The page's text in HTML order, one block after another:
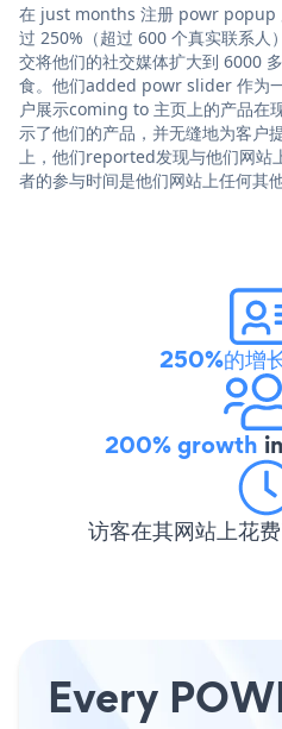
在 just months 注册 powr popup
过 250%（超过 600 个真实联系
交将他们的社交媒体扩大到 6000
食。他们added powr slider 作为
户展示coming to 主页上的产品在
示了他们的产品，并无缝地为客户
上，他们reported发现与他们网站
者的参与时间是他们网站上任何其
250%的增
200% growth
访客在其网站上花
Every